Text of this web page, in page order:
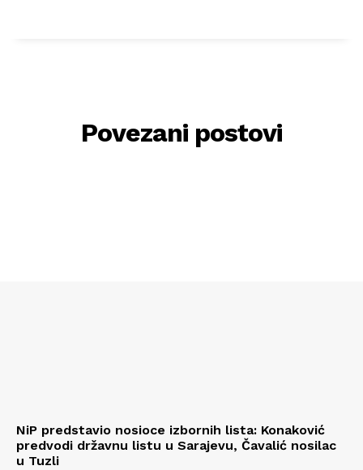
Povezani postovi
NiP predstavio nosioce izbornih lista: Konaković
predvodi državnu listu u Sarajevu, Čavalić nosilac
u Tuzli